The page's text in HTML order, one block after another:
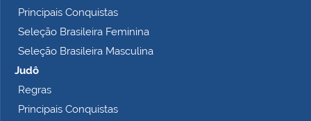
Principais Conquistas
Seleção Brasileira Feminina
Seleção Brasileira Masculina
Judô
Regras
Principais Conquistas